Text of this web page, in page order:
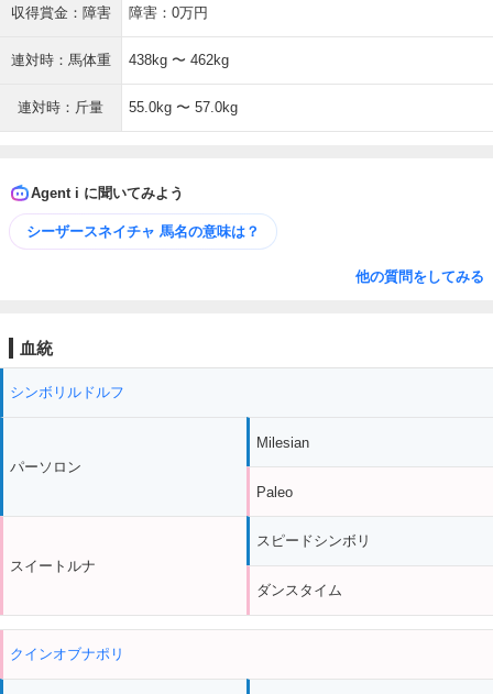
収得賞金：障害 障害：0万円
連対時：馬体重 438kg 〜 462kg
連対時：斤量 55.0kg 〜 57.0kg
Agent i に聞いてみよう
シーザースネイチャ 馬名の意味は？
他の質問をしてみる
血統
シンボリルドルフ
パーソロン
スイートルナ
Milesian
Paleo
スピードシンボリ
ダンスタイム
クインオブナポリ